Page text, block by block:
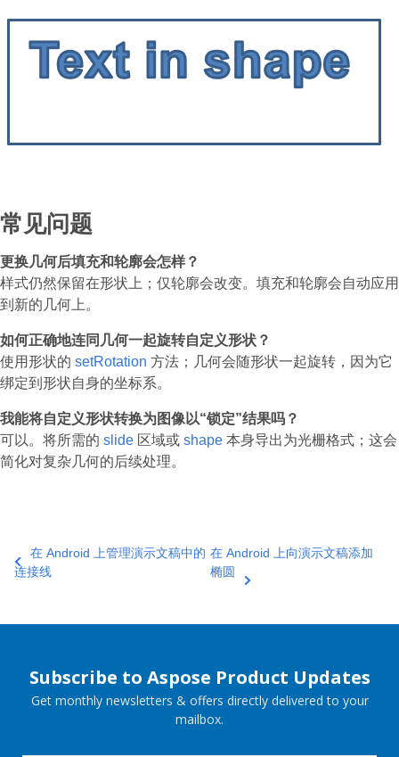
常见问题
更换几何后填充和轮廓会怎样？
样式仍然保留在形状上；仅轮廓会改变。填充和轮廓会自动应用
到新的几何上。
如何正确地连同几何一起旋转自定义形状？
使用形状的 setRotation 方法；几何会随形状一起旋转，因为它
绑定到形状自身的坐标系。
我能将自定义形状转换为图像以“锁定”结果吗？
可以。将所需的 slide 区域或 shape 本身导出为光栅格式；这会
简化对复杂几何的后续处理。
在 Android 上管理演示文稿中的
连接线
在 Android 上向演示文稿添加
椭圆
Subscribe to Aspose Product Updates
Get monthly newsletters & offers directly delivered to your
mailbox.